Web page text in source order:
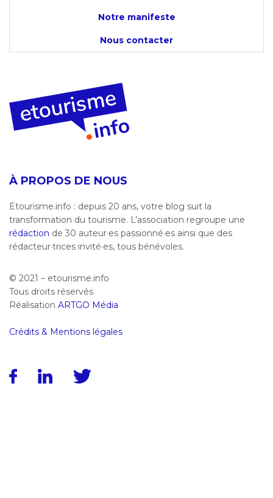
Notre manifeste
Nous contacter
À PROPOS DE NOUS
Etourisme.info : depuis 20 ans, votre blog suit la
transformation du tourisme. L’association regroupe une
rédaction de 30 auteur·es passionné·es ainsi que des
rédacteur·trices invité·es, tous bénévoles.
© 2021 – etourisme.info
Tous droits réservés
Réalisation ARTGO Média
Crédits & Mentions légales